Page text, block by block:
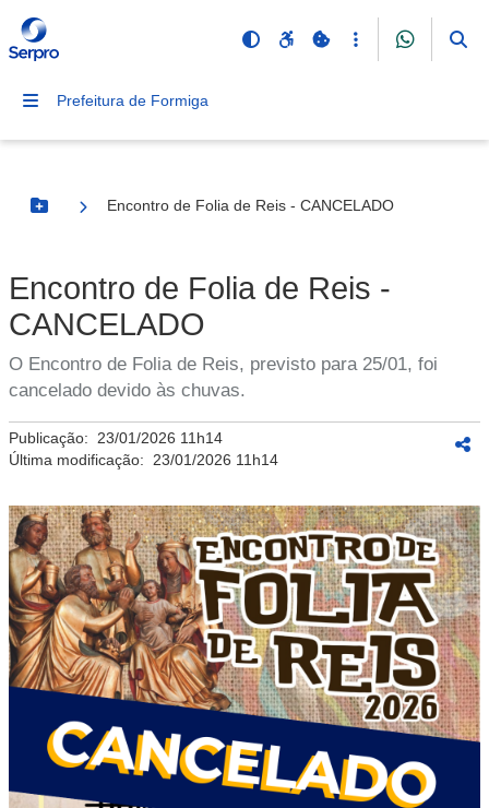
Prefeitura de Formiga
Botão Menu
Encontro de Folia de Reis - CANCELADO
Encontro de Folia de Reis -
CANCELADO
O Encontro de Folia de Reis, previsto para 25/01, foi
cancelado devido às chuvas.
Publicação: 23/01/2026 11h14
Última modificação: 23/01/2026 11h14